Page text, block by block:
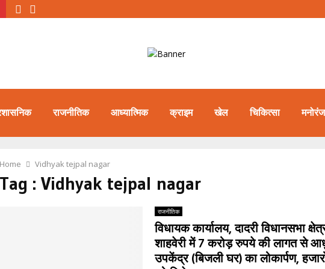
राजनीतिक आध्यात्मिक क्राइम खेल चिकित्सा
Home Vidhyak tejpal nagar
Tag : Vidhyak tejpal nagar
राजनीतिक
विधायक कार्यालय, दादरी विधानसभा
शाहवेरी में 7 करोड़ रुपये की लागत से
उपकेंद्र (बिजली घर) का लोकार्पण,